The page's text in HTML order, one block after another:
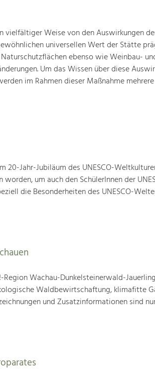
vielfältiger Weise von den Auswirkungen
universellen Wert der Stätte
ebenso wie Weinbau-
Um das Wissen über diese
im Rahmen dieser Maßnahme mehrere
20-Jahr-Jubiläum des UNESCO-
um auch den SchülerInnen der
die Besonderheiten des UNESCO-
Wachau-Dunkelsteinerwald-
Waldbewirtschaftung, klimafitte
und Zusatzinformationen sind